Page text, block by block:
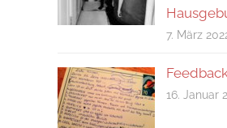
7. März
16. Januar